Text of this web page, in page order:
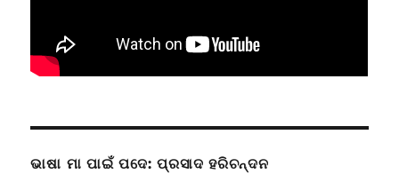
ଭାଷା ମା ପାଇଁ ପଦେ: ପ୍ରସାଦ ହରିଚନ୍ଦନ